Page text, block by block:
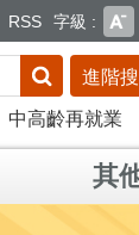
RSS 字級
進階
中高齡再就業
其